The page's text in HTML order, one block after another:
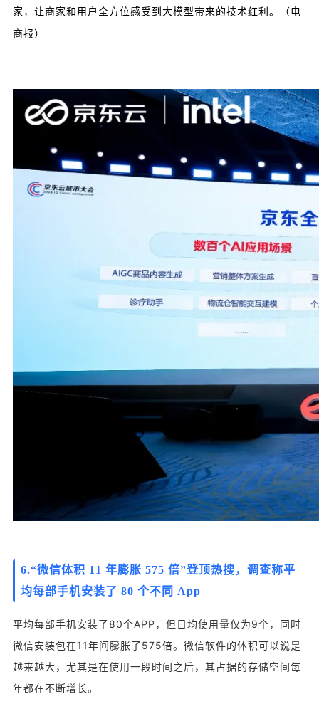
家，让商家和用户全方位感受到大模型带来的技术红利。（电
商报）
6.“微信体积 11 年膨胀 575 倍”登顶热搜，调查称平
均每部手机安装了 80 个不同 App
平均每部手机安装了80个APP，但日均使用量仅为9个，同时
微信安装包在11年间膨胀了575倍。微信软件的体积可以说是
越来越大，尤其是在使用一段时间之后，其占据的存储空间每
年都在不断增长。